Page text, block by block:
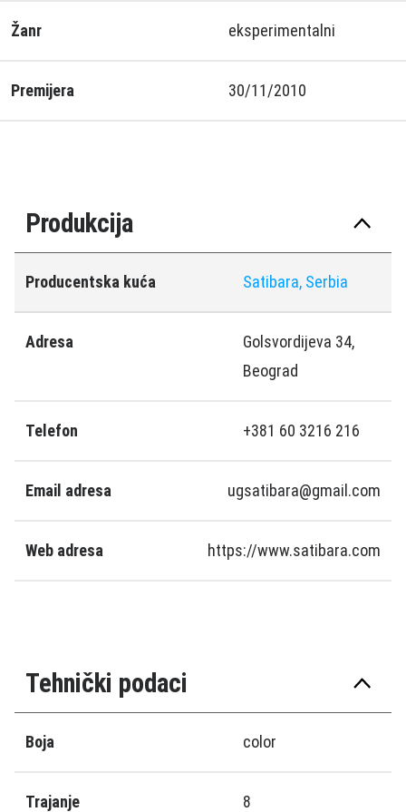
Žanr eksperimentalni
Premijera 30/11/2010
Produkcija
Producentska kuća Satibara, Serbia
Adresa
Golsvordijeva 34,
Beograd
Telefon +381 60 3216 216
Email adresa ugsatibara@gmail.com
Web adresa https://www.satibara.com
Tehnički podaci
Boja color
Trajanje 8